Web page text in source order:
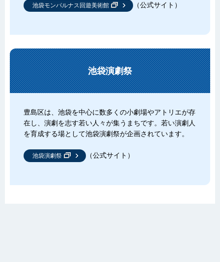
池袋モンパルナス回遊美術館 （公式サイト）
池袋演劇祭
豊島区は、池袋を中心に数多くの小劇場やアトリエが存
在し、演劇を志す若い人々が集うまちです。若い演劇人
を育成する場として池袋演劇祭が企画されています。
池袋演劇祭 （公式サイト）